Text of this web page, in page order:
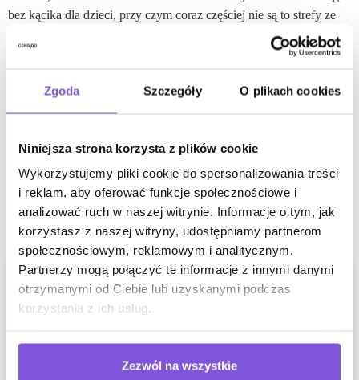
Zgoda Szczegóły O plikach cookies
Niniejsza strona korzysta z plików cookie
Wykorzystujemy pliki cookie do spersonalizowania treści
i reklam, aby oferować funkcje społecznościowe i
analizować ruch w naszej witrynie. Informacje o tym, jak
korzystasz z naszej witryny, udostępniamy partnerom
społecznościowym, reklamowym i analitycznym.
Partnerzy mogą połączyć te informacje z innymi danymi
otrzymanymi od Ciebie lub uzyskanymi podczas
korzystania z ich usług.
Zezwól na wszystkie
bez kącika dla dzieci, przy czym coraz częściej nie są to strefy ze
stoliczkami, w których dzieci rysują kredkami, a wieże
multimedialne z edukacyjnymi grami i zabawami. Cóż – znak
Napisz do nas
Najnowsze wpisy: